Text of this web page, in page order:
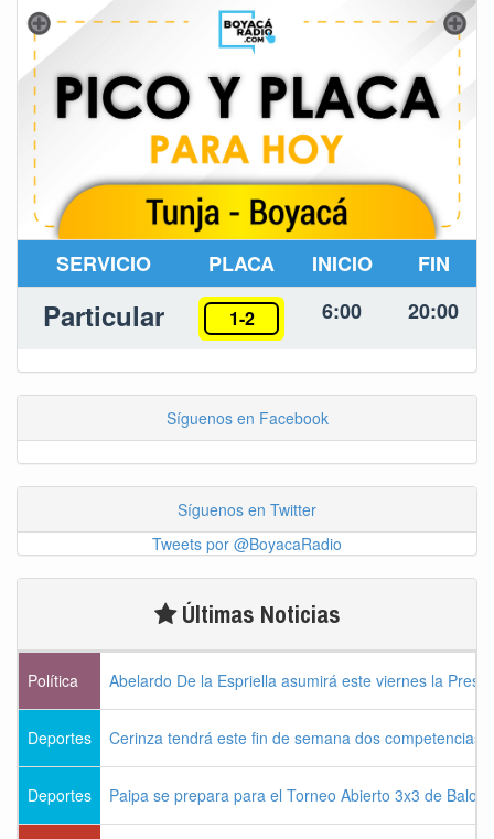
SERVICIO PLACA INICIO FIN
Particular 1-2 6:00 20:00
Síguenos en Facebook
Síguenos en Twitter
Tweets por @BoyacaRadio
Últimas Noticias
Política Abelardo De la Espriella asumirá este viernes la
Deportes Cerinza tendrá este fin de semana dos competencias
Deportes Paipa se prepara para el Torneo Abierto 3x3 de